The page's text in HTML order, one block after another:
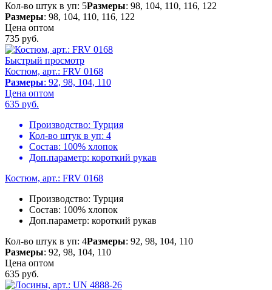
Кол-во штук в уп: 5Размеры: 98, 104, 110, 116, 122
Размеры: 98, 104, 110, 116, 122
Цена оптом
735 руб.
Быстрый просмотр
Костюм, арт.: FRV 0168
Размеры: 92, 98, 104, 110
Цена оптом
635 руб.
Производство: Турция
Кол-во штук в уп: 4
Состав: 100% хлопок
Доп.параметр: короткий рукав
Костюм, арт.: FRV 0168
Производство: Турция
Состав: 100% хлопок
Доп.параметр: короткий рукав
Кол-во штук в уп: 4Размеры: 92, 98, 104, 110
Размеры: 92, 98, 104, 110
Цена оптом
635 руб.